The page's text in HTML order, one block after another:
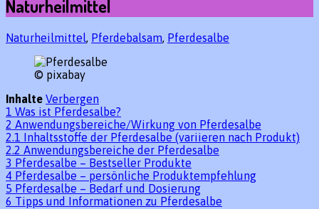
Naturheilmittel
Naturheilmittel, Pferdebalsam, Pferdesalbe
© pixabay
Inhalte Verbergen
1 Was ist Pferdesalbe?
2 Anwendungsbereiche/Wirkung von Pferdesalbe
2.1 Inhaltsstoffe der Pferdesalbe (variieren nach Produkt)
2.2 Anwendungsbereiche der Pferdesalbe
3 Pferdesalbe – Bestseller Produkte
4 Pferdesalbe – persönliche Produktempfehlung
5 Pferdesalbe – Bedarf und Dosierung
6 Tipps und Informationen zu Pferdesalbe